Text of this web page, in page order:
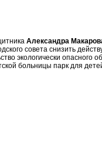
Александра
совета снизить
экологически опасного
больницы парк для